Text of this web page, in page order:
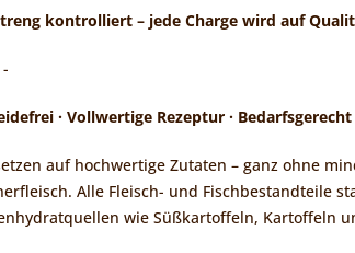
kontrolliert – jede Charge wird auf
· Vollwertige Rezeptur ·
auf hochwertige Zutaten – ganz ohne
Alle Fleisch- und Fischbestandteile
wie Süßkartoffeln, Kartoffeln